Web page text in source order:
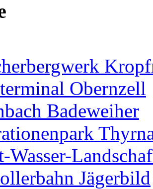
Obernzell
Badeweiher
Wasser-
Jägerbild